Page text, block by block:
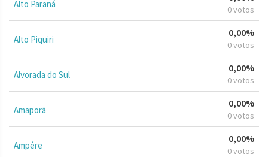
Alto Paraná 0 votos
Alto Piquiri
0,00%
0 votos
Alvorada do Sul
0,00%
0 votos
Amaporã
0,00%
0 votos
Ampére
0,00%
0 votos